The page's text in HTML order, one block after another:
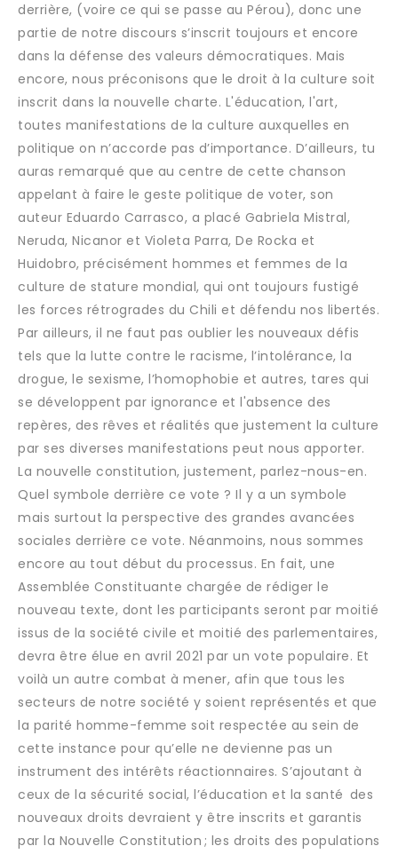
derrière, (voire ce qui se passe au Pérou), donc une
partie de notre discours s’inscrit toujours et encore
dans la défense des valeurs démocratiques. Mais
encore, nous préconisons que le droit à la culture soit
inscrit dans la nouvelle charte. L'éducation, l'art,
toutes manifestations de la culture auxquelles en
politique on n’accorde pas d’importance. D’ailleurs, tu
auras remarqué que au centre de cette chanson
appelant à faire le geste politique de voter, son
auteur Eduardo Carrasco, a placé Gabriela Mistral,
Neruda, Nicanor et Violeta Parra, De Rocka et
Huidobro, précisément hommes et femmes de la
culture de stature mondial, qui ont toujours fustigé
les forces rétrogrades du Chili et défendu nos libertés.
Par ailleurs, il ne faut pas oublier les nouveaux défis
tels que la lutte contre le racisme, l’intolérance, la
drogue, le sexisme, l’homophobie et autres, tares qui
se développent par ignorance et l'absence des
repères, des rêves et réalités que justement la culture
par ses diverses manifestations peut nous apporter.
La nouvelle constitution, justement, parlez-nous-en.
Quel symbole derrière ce vote ? Il y a un symbole
mais surtout la perspective des grandes avancées
sociales derrière ce vote. Néanmoins, nous sommes
encore au tout début du processus. En fait, une
Assemblée Constituante chargée de rédiger le
nouveau texte, dont les participants seront par moitié
issus de la société civile et moitié des parlementaires,
devra être élue en avril 2021 par un vote populaire. Et
voilà un autre combat à mener, afin que tous les
secteurs de notre société y soient représentés et que
la parité homme-femme soit respectée au sein de
cette instance pour qu’elle ne devienne pas un
instrument des intérêts réactionnaires. S’ajoutant à
ceux de la sécurité social, l’éducation et la santé des
nouveaux droits devraient y être inscrits et garantis
par la Nouvelle Constitution ; les droits des populations